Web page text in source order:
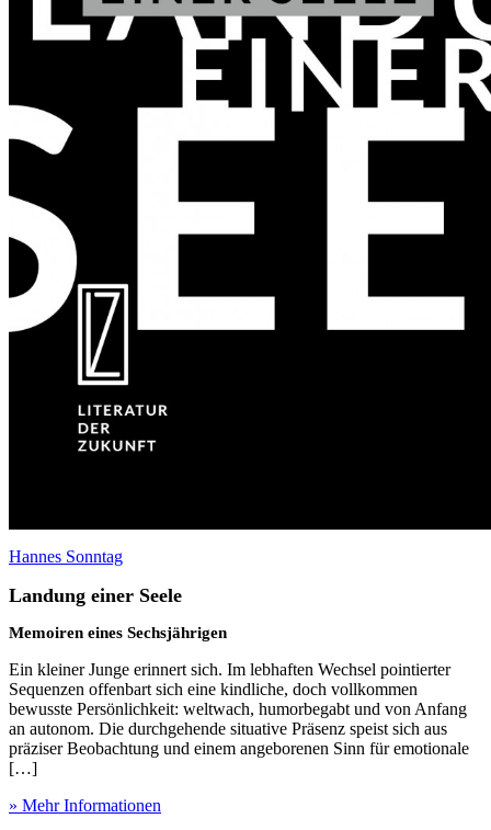
Hannes Sonntag
Landung einer Seele
Memoiren eines Sechsjährigen
Ein kleiner Junge erinnert sich. Im lebhaften Wechsel pointierter
Sequenzen offenbart sich eine kindliche, doch vollkommen
bewusste Persönlichkeit: weltwach, humorbegabt und von Anfang
an autonom. Die durchgehende situative Präsenz speist sich aus
präziser Beobachtung und einem angeborenen Sinn für emotionale
[…]
» Mehr Informationen